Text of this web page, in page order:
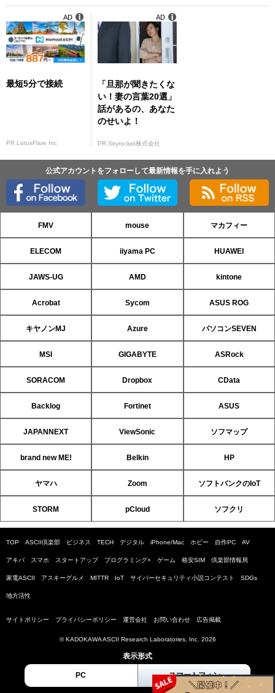
最短5分で接続
PR LotusFlare Inc
AD
「旦那が聞きたくな
い！妻の言葉20選」
話があるの、あなた
のせいよ！
PR Skyrocket株式会社
AD
公式アカウントをフォローして最新情報を手に入れよう
FMV mouse マカフィー
ELECOM iiyama PC HUAWEI
JAWS-UG AMD kintone
Acrobat Sycom ASUS ROG
キヤノンMJ Azure パソコンSEVEN
MSI GIGABYTE ASRock
SORACOM Dropbox CData
Backlog Fortinet ASUS
JAPANNEXT ViewSonic ソフマップ
brand new ME! Belkin HP
ヤマハ Zoom ソフトバンクのIoT
STORM pCloud ソフクリ
TOP ASCII倶楽部 ビジネス TECH デジタル iPhone/Mac ホビー 自作PC AV
アキバ スマホ スタートアップ プログラミング+ ゲーム 格安SIM 倶楽部情報局
家電ASCII アスキーグルメ MITTR IoT サイバーセキュリティ小説コンテスト SDGs
地方活性
サイトポリシー プライバシーポリシー 運営会社 お問い合わせ 広告掲載
© KADOKAWA ASCII Research Laboratories, Inc. 2026
表示形式
PC スマートフォン